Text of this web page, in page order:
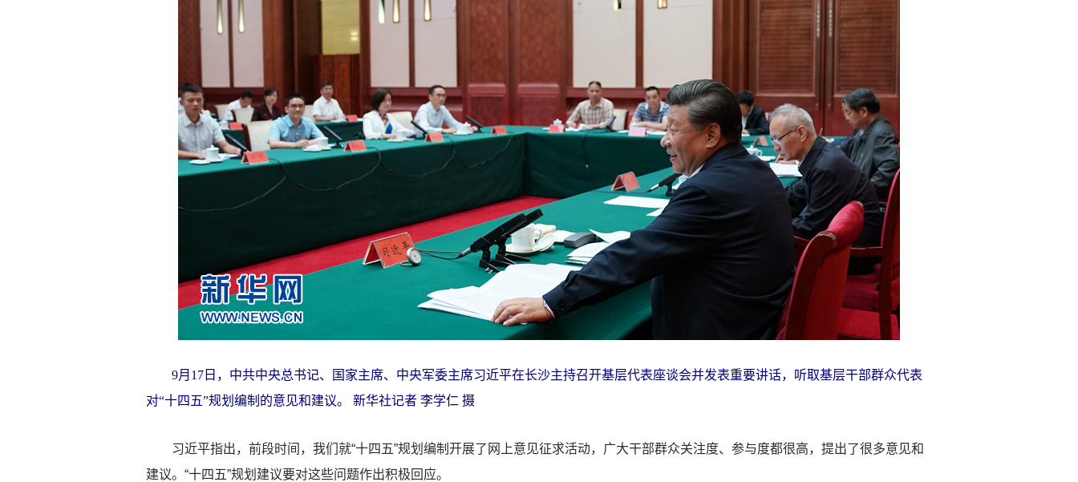
9月17日，中共中央总书记、国家主席、中央军委主席习近平在长沙主持召开基层代表座谈会并发表重要讲话，听取基层干部群众代表
对“十四五”规划编制的意见和建议。 新华社记者 李学仁 摄
习近平指出，前段时间，我们就“十四五”规划编制开展了网上意见征求活动，广大干部群众关注度、参与度都很高，提出了很多意见和
建议。“十四五”规划建议要对这些问题作出积极回应。